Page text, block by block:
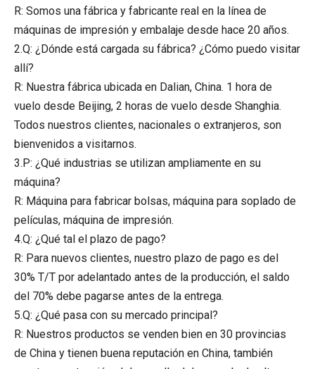
R: Somos una fábrica y fabricante real en la línea de
máquinas de impresión y embalaje desde hace 20 años.
2.Q: ¿Dónde está cargada su fábrica? ¿Cómo puedo visitar
allí?
R: Nuestra fábrica ubicada en Dalian, China. 1 hora de
vuelo desde Beijing, 2 horas de vuelo desde Shanghia.
Todos nuestros clientes, nacionales o extranjeros, son
bienvenidos a visitarnos.
3.P: ¿Qué industrias se utilizan ampliamente en su
máquina?
R: Máquina para fabricar bolsas, máquina para soplado de
películas, máquina de impresión.
4.Q: ¿Qué tal el plazo de pago?
R: Para nuevos clientes, nuestro plazo de pago es del
30% T/T por adelantado antes de la producción, el saldo
del 70% debe pagarse antes de la entrega.
5.Q: ¿Qué pasa con su mercado principal?
R: Nuestros productos se venden bien en 30 provincias
de China y tienen buena reputación en China, también